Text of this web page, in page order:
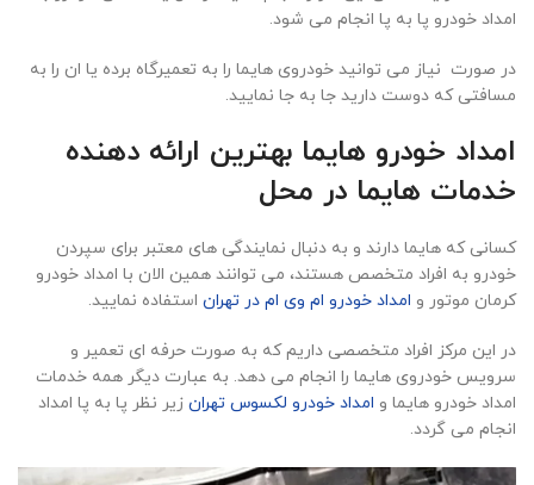
امداد خودرو پا به پا انجام می شود.
در صورت نیاز می توانید خودروی هایما را به تعمیرگاه برده یا ان را به
مسافتی که دوست دارید جا به جا نمایید.
امداد خودرو هایما بهترین ارائه دهنده
خدمات هایما در محل
کسانی که هایما دارند و به دنبال نمایندگی های معتبر برای سپردن
خودرو به افراد متخصص هستند، می توانند همین الان با امداد خودرو
کرمان موتور و امداد خودرو ام وی ام در تهران استفاده نمایید.
در این مرکز افراد متخصصی داریم که به صورت حرفه ای تعمیر و
سرویس خودروی هایما را انجام می دهد. به عبارت دیگر همه خدمات
امداد خودرو هایما و امداد خودرو لکسوس تهران زیر نظر پا به پا امداد
انجام می گردد.